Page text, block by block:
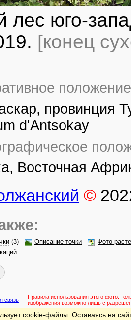
лес юго-
[конец
провинция
d'Antsokay
Восточная
©
(3) Описание точки
Фото
связь Правила использования этого фото:
изображения возможно лишь с
cookie-файлы. Оставаясь на